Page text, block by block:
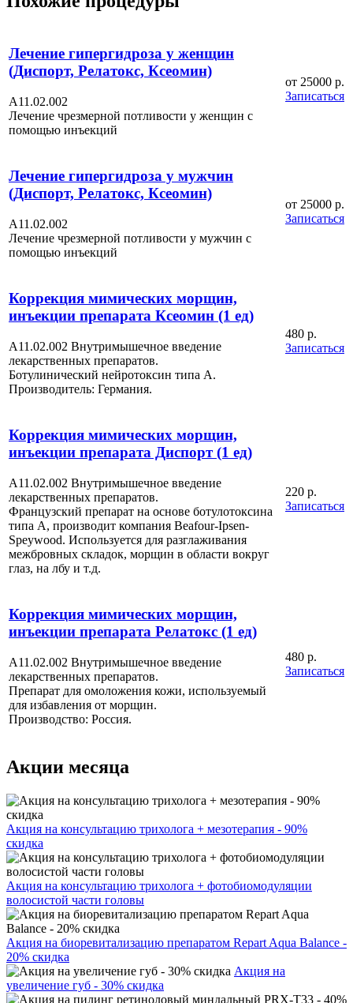
Лечение гипергидроза у женщин
(Диспорт, Релатокс, Ксеомин)
А11.02.002
Лечение чрезмерной потливости у женщин с
помощью инъекций
от 25000 р.
Записаться
Лечение гипергидроза у мужчин
(Диспорт, Релатокс, Ксеомин)
А11.02.002
Лечение чрезмерной потливости у мужчин с
помощью инъекций
от 25000 р.
Записаться
Коррекция мимических морщин,
инъекции препарата Ксеомин (1 ед)
А11.02.002 Внутримышечное введение
лекарственных препаратов.
Ботулинический нейротоксин типа А.
Производитель: Германия.
480 р.
Записаться
Коррекция мимических морщин,
инъекции препарата Диспорт (1 ед)
А11.02.002 Внутримышечное введение
лекарственных препаратов.
Французский препарат на основе ботулотоксина
типа А, производит компания Beafour-Ipsen-
Speywood. Используется для разглаживания
межбровных складок, морщин в области вокруг
глаз, на лбу и т.д.
220 р.
Записаться
Коррекция мимических морщин,
инъекции препарата Релатокс (1 ед)
А11.02.002 Внутримышечное введение
лекарственных препаратов.
Препарат для омоложения кожи, используемый
для избавления от морщин.
Производство: Россия.
480 р.
Записаться
Акции месяца
Акция на консультацию трихолога + мезотерапия - 90%
скидка
Акция на консультацию трихолога + фотобиомодуляции
волосистой части головы
Акция на биоревитализацию препаратом Repart Aqua Balance -
20% скидка
Акция на
увеличение губ - 30% скидка